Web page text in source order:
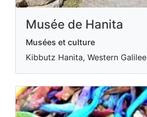
Musée de Hanita
Musées et culture
Kibbutz Hanita, Western Galilee